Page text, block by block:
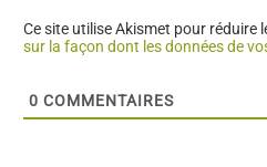
Ce site utilise Akismet pour réduire
sur la façon dont les données de
0 COMMENTAIRES